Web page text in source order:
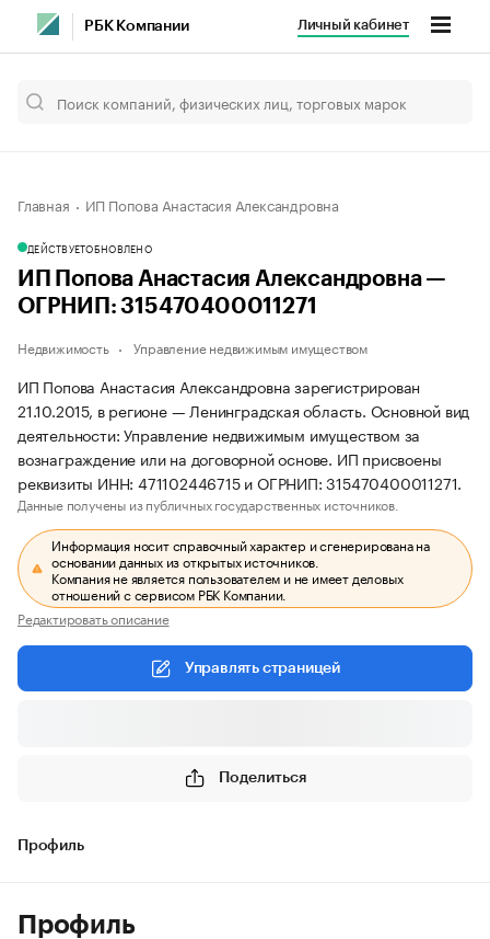
РБК Компании Личный кабинет
Главная ИП Попова Анастасия Александровна
ДЕЙСТВУЕТОБНОВЛЕНО
ИП Попова Анастасия Александровна —
ОГРНИП: 315470400011271
Недвижимость Управление недвижимым имуществом
ИП Попова Анастасия Александровна зарегистрирован
21.10.2015, в регионе — Ленинградская область. Основной вид
деятельности: Управление недвижимым имуществом за
вознаграждение или на договорной основе. ИП присвоены
реквизиты ИНН: 471102446715 и ОГРНИП: 315470400011271.
Данные получены из публичных государственных источников.
Информация носит справочный характер и сгенерирована на
основании данных из открытых источников.
Компания не является пользователем и не имеет деловых
отношений с сервисом РБК Компании.
Редактировать описание
Управлять страницей
Поделиться
Профиль
Профиль